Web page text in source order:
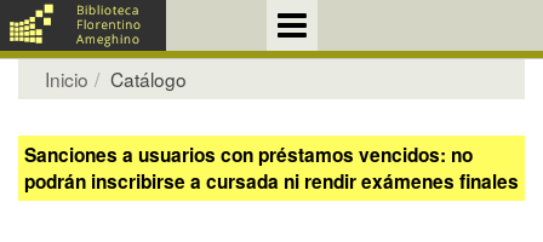
Inicio Catálogo
Sanciones a usuarios con préstamos vencidos: no
podrán inscribirse a cursada ni rendir exámenes finales